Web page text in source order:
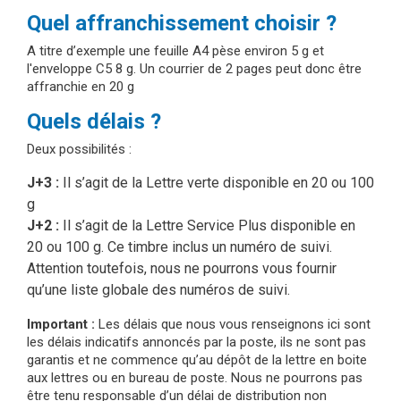
Quel affranchissement choisir ?
A titre d’exemple une feuille A4 pèse environ 5 g et
l'enveloppe C5 8 g. Un courrier de 2 pages peut donc être
affranchie en 20 g
Quels délais ?
Deux possibilités :
J+3 : Il s’agit de la Lettre verte disponible en 20 ou 100
g
J+2 : Il s’agit de la Lettre Service Plus disponible en
20 ou 100 g. Ce timbre inclus un numéro de suivi.
Attention toutefois, nous ne pourrons vous fournir
qu’une liste globale des numéros de suivi.
Important : Les délais que nous vous renseignons ici sont
les délais indicatifs annoncés par la poste, ils ne sont pas
garantis et ne commence qu’au dépôt de la lettre en boite
aux lettres ou en bureau de poste. Nous ne pourrons pas
être tenu responsable d’un délai de distribution non